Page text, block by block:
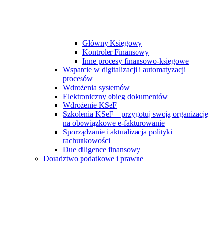
Główny Księgowy
Kontroler Finansowy
Inne procesy finansowo-księgowe
Wsparcie w digitalizacji i automatyzacji
procesów
Wdrożenia systemów
Elektroniczny obieg dokumentów
Wdrożenie KSeF
Szkolenia KSeF – przygotuj swoją organizację
na obowiązkowe e-fakturowanie
Sporządzanie i aktualizacja polityki
rachunkowości
Due diligence finansowy
Doradztwo podatkowe i prawne